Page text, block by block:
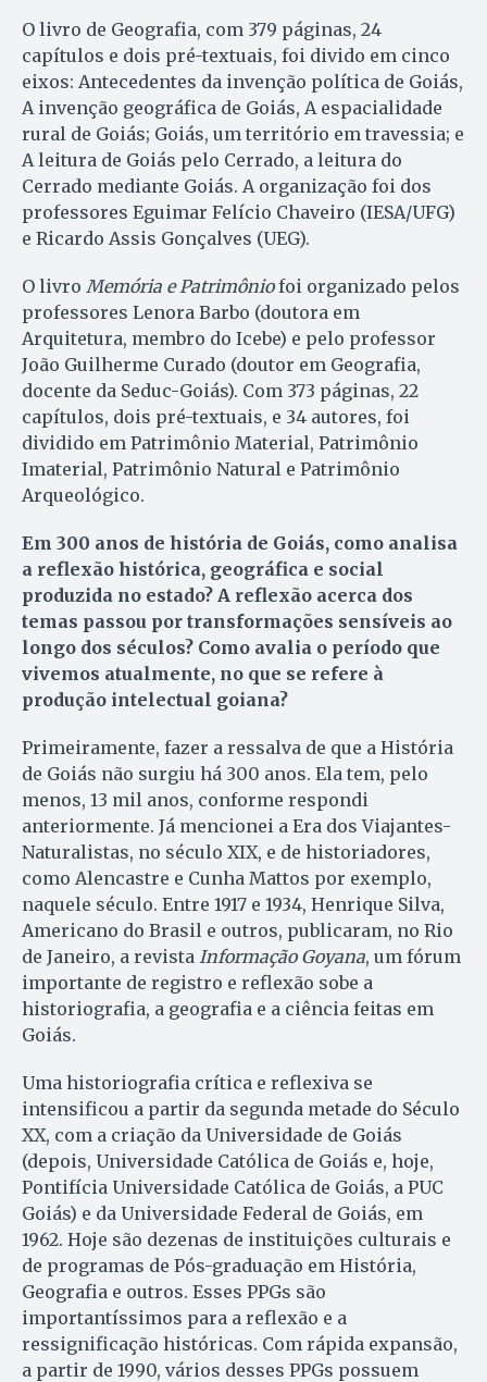
O livro de Geografia, com 379 páginas, 24
capítulos e dois pré-textuais, foi divido em cinco
eixos: Antecedentes da invenção política de Goiás,
A invenção geográfica de Goiás, A espacialidade
rural de Goiás; Goiás, um território em travessia; e
A leitura de Goiás pelo Cerrado, a leitura do
Cerrado mediante Goiás. A organização foi dos
professores Eguimar Felício Chaveiro (IESA/UFG)
e Ricardo Assis Gonçalves (UEG).
O livro Memória e Patrimôniofoi organizado pelos
professores Lenora Barbo (doutora em
Arquitetura, membro do Icebe) e pelo professor
João Guilherme Curado (doutor em Geografia,
docente da Seduc-Goiás). Com 373 páginas, 22
capítulos, dois pré-textuais, e 34 autores, foi
dividido em Patrimônio Material, Patrimônio
Imaterial, Patrimônio Natural e Patrimônio
Arqueológico.
Em 300 anos de história de Goiás, como analisa
a reflexão histórica, geográfica e social
produzida no estado? A reflexão acerca dos
temas passou por transformações sensíveis ao
longo dos séculos? Como avalia o período que
vivemos atualmente, no que se refere à
produção intelectual goiana?
Primeiramente, fazer a ressalva de que a História
de Goiás não surgiu há 300 anos. Ela tem, pelo
menos, 13 mil anos, conforme respondi
anteriormente. Já mencionei a Era dos Viajantes-
Naturalistas, no século XIX, e de historiadores,
como Alencastre e Cunha Mattos por exemplo,
naquele século. Entre 1917 e 1934, Henrique Silva,
Americano do Brasil e outros, publicaram, no Rio
de Janeiro, a revista Informação Goyana, um fórum
importante de registro e reflexão sobe a
historiografia, a geografia e a ciência feitas em
Goiás.
Uma historiografia crítica e reflexiva se
intensificou a partir da segunda metade do Século
XX, com a criação da Universidade de Goiás
(depois, Universidade Católica de Goiás e, hoje,
Pontifícia Universidade Católica de Goiás, a PUC
Goiás) e da Universidade Federal de Goiás, em
1962. Hoje são dezenas de instituições culturais e
de programas de Pós-graduação em História,
Geografia e outros. Esses PPGs são
importantíssimos para a reflexão e a
ressignificação históricas. Com rápida expansão,
a partir de 1990, vários desses PPGs possuem